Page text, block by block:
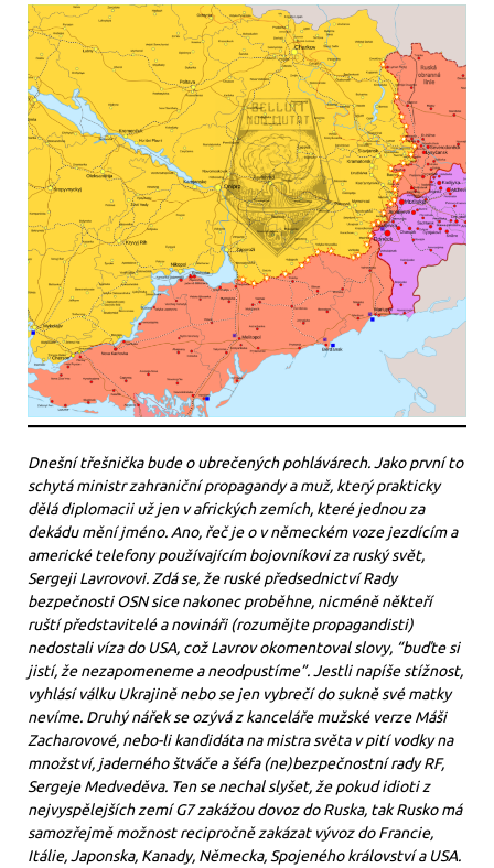
Dnešní třešnička bude o ubrečených pohlávárech. Jako první to
schytá ministr zahraniční propagandy a muž, který prakticky
dělá diplomacii už jen v afrických zemích, které jednou za
dekádu mění jméno. Ano, řeč je o v německém voze jezdícím a
americké telefony používajícím bojovníkovi za ruský svět,
Sergeji Lavrovovi. Zdá se, že ruské předsednictví Rady
bezpečnosti OSN sice nakonec proběhne, nicméně někteří
ruští představitelé a novináři (rozumějte propagandisti)
nedostali víza do USA, což Lavrov okomentoval slovy, “buďte si
jistí, že nezapomeneme a neodpustíme”. Jestli napíše stížnost,
vyhlásí válku Ukrajině nebo se jen vybrečí do sukně své matky
nevíme. Druhý nářek se ozývá z kanceláře mužské verze Máši
Zacharovové, nebo-li kandidáta na mistra světa v pití vodky na
množství, jaderného štváče a šéfa (ne)bezpečnostní rady RF,
Sergeje Medveděva. Ten se nechal slyšet, že pokud idioti z
nejvyspělejších zemí G7 zakážou dovoz do Ruska, tak Rusko má
samozřejmě možnost recipročně zakázat vývoz do Francie,
Itálie, Japonska, Kanady, Německa, Spojeného království a USA.